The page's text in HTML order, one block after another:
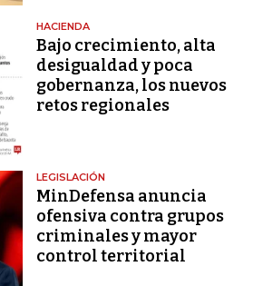
HACIENDA
Bajo crecimiento, alta
desigualdad y poca
gobernanza, los nuevos
retos regionales
LEGISLACIÓN
MinDefensa anuncia
ofensiva contra grupos
criminales y mayor
control territorial